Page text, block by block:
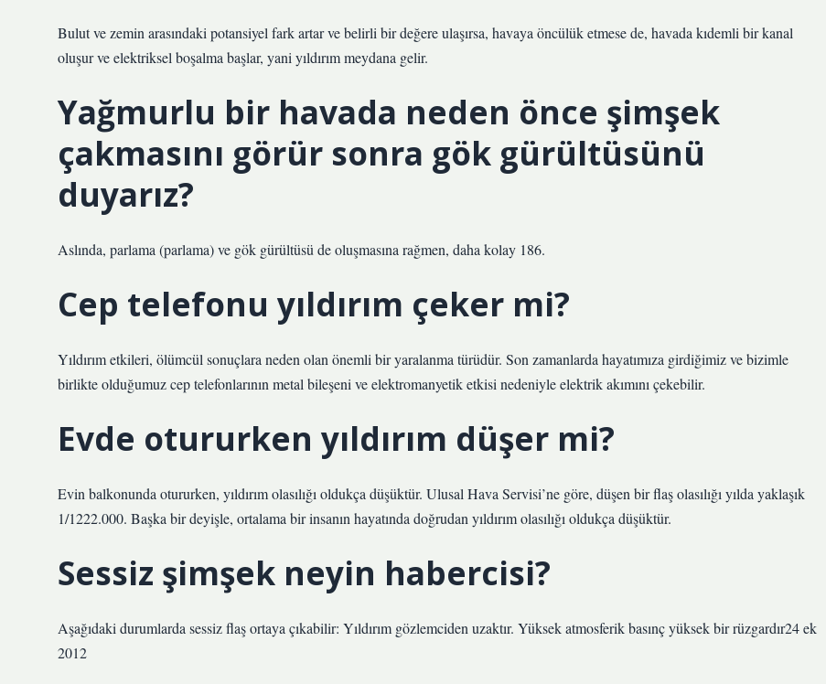
Bulut ve zemin arasındaki potansiyel fark artar ve belirli bir değere ulaşırsa, havaya öncülük etmese de, havada kıdemli bir kanal
oluşur ve elektriksel boşalma başlar, yani yıldırım meydana gelir.
Yağmurlu bir havada neden önce şimşek
çakmasını görür sonra gök gürültüsünü
duyarız?
Aslında, parlama (parlama) ve gök gürültüsü de oluşmasına rağmen, daha kolay 186.
Cep telefonu yıldırım çeker mi?
Yıldırım etkileri, ölümcül sonuçlara neden olan önemli bir yaralanma türüdür. Son zamanlarda hayatımıza girdiğimiz ve bizimle
birlikte olduğumuz cep telefonlarının metal bileşeni ve elektromanyetik etkisi nedeniyle elektrik akımını çekebilir.
Evde otururken yıldırım düşer mi?
Evin balkonunda otururken, yıldırım olasılığı oldukça düşüktür. Ulusal Hava Servisi’ne göre, düşen bir flaş olasılığı yılda yaklaşık
1/1222.000. Başka bir deyişle, ortalama bir insanın hayatında doğrudan yıldırım olasılığı oldukça düşüktür.
Sessiz şimşek neyin habercisi?
Aşağıdaki durumlarda sessiz flaş ortaya çıkabilir: Yıldırım gözlemciden uzaktır. Yüksek atmosferik basınç yüksek bir rüzgardır24 ek
2012